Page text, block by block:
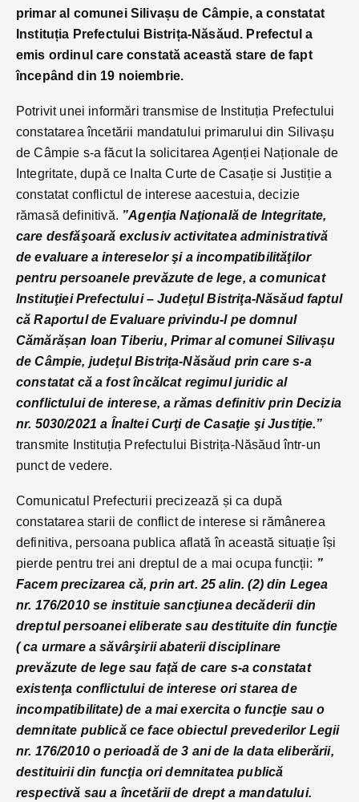
primar al comunei Silivașu de Câmpie, a constatat
Instituția Prefectului Bistrița-Năsăud. Prefectul a
emis ordinul care constată această stare de fapt
începând din 19 noiembrie.
Potrivit unei informări transmise de Instituția Prefectului
constatarea încetării mandatului primarului din Silivașu
de Câmpie s-a făcut la solicitarea Agenției Naționale de
Integritate, după ce Inalta Curte de Casație si Justiție a
constatat conflictul de interese aacestuia, decizie
rămasă definitivă. ”Agenţia Naţională de Integritate,
care desfăşoară exclusiv activitatea administrativă
de evaluare a intereselor şi a incompatibilităţilor
pentru persoanele prevăzute de lege, a comunicat
Instituţiei Prefectului – Judeţul Bistriţa-Năsăud faptul
că Raportul de Evaluare privindu-l pe domnul
Cămărășan Ioan Tiberiu, Primar al comunei Silivașu
de Câmpie, judeţul Bistriţa-Năsăud prin care s-a
constatat că a fost încălcat regimul juridic al
conflictului de interese, a rămas definitiv prin Decizia
nr. 5030/2021 a Înaltei Curţi de Casaţie şi Justiţie.”
transmite Instituția Prefectului Bistrița-Năsăud într-un
punct de vedere.
Comunicatul Prefecturii precizează și ca după
constatarea starii de conflict de interese si rămânerea
definitiva, persoana publica aflată în această situație își
pierde pentru trei ani dreptul de a mai ocupa funcții: ”
Facem precizarea că, prin art. 25 alin. (2) din Legea
nr. 176/2010 se instituie sancţiunea decăderii din
dreptul persoanei eliberate sau destituite din funcţie
( ca urmare a săvârşirii abaterii disciplinare
prevăzute de lege sau faţă de care s-a constatat
existenţa conflictului de interese ori starea de
incompatibilitate) de a mai exercita o funcţie sau o
demnitate publică ce face obiectul prevederilor Legii
nr. 176/2010 o perioadă de 3 ani de la data eliberării,
destituirii din funcţia ori demnitatea publică
respectivă sau a încetării de drept a mandatului.